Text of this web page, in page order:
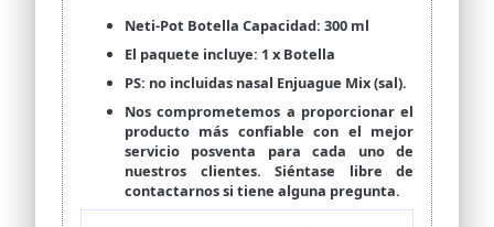
Neti-Pot Botella Capacidad: 300 ml
El paquete incluye: 1 x Botella
PS: no incluidas nasal Enjuague Mix (sal).
Nos comprometemos a proporcionar el
producto más confiable con el mejor
servicio posventa para cada uno de
nuestros clientes. Siéntase libre de
contactarnos si tiene alguna pregunta.